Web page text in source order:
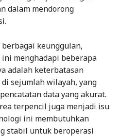
dalam mendorong
keunggulan,
menghadapi beberapa
adalah keterbatasan
sejumlah wilayah, yang
data yang akurat.
terpencil juga menjadi isu
ini membutuhkan
stabil untuk beroperasi